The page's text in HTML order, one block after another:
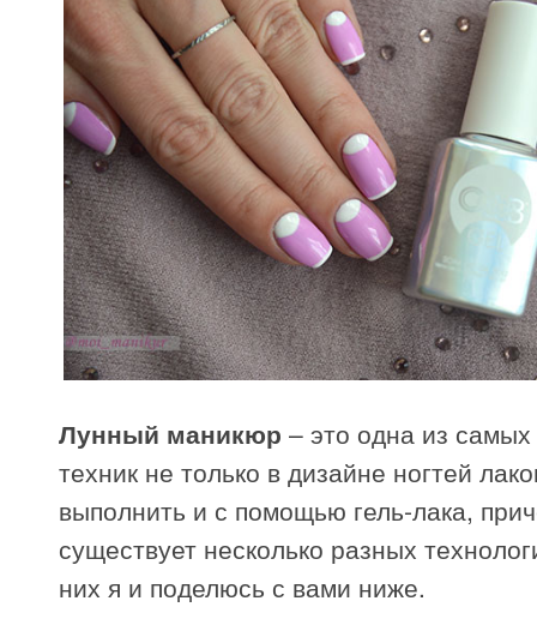
Лунный маникюр – это одна из
техник не только в дизайне ногтей
выполнить и с помощью гель-лака,
существует несколько разных
них я и поделюсь с вами ниже.